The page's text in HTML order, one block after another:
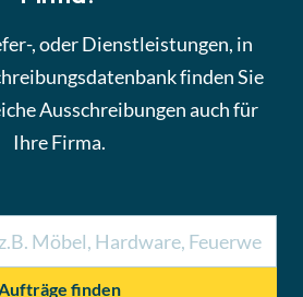
, oder Dienstleistungen, in
finden Sie
Ausschreibungen auch für
Ihre Firma.
finden